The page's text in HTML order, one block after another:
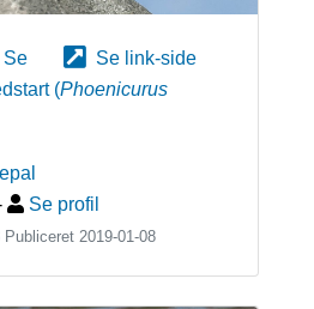
Se
Se link-side
(Phoenicurus
Se profil
Publiceret 2019-01-08